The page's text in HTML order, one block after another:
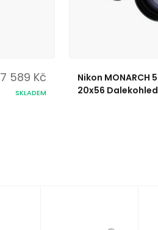
7 589 Kč
SKLADEM
Nikon MONARCH 5
20x56 Dalekohled